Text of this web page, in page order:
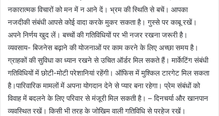
नकारात्मक विचारों को मन में न आने दें। भ्रम की स्थिति से बचें। आपका
नजदीकी संबंधी आपसे कोई वादा करके मुकर सकता है। गुस्से पर काबू रखें।
अपने निर्णय खुद लें। बच्चों की गतिविधियों पर भी नजर रखना जरूरी है।
व्यवसाय- बिजनेस बढ़ाने की योजनाओं पर काम करने के लिए अच्छा समय है।
ग्राहकों की सुविधा का ध्यान रखने से उचित ऑर्डर मिल सकते हैं। मार्केटिंग संबंधी
गतिविधियों में छोटी-मोटी परेशानियां रहेंगी। ऑफिस में मुश्किल टारगेट मिल सकता
है।पारिवारिक मामलों में अपना योगदान देने से प्यार बना रहेगा। प्रेम संबंधों को
विवाह में बदलने के लिए परिवार से मंजूरी मिल सकती है। – दिनचर्या और खानपान
व्यवस्थित रखें। किसी भी तरह के जोखिम वाली गतिविधि से परहेज रखें।